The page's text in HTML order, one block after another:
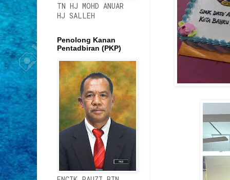
TN HJ MOHD ANUAR
HJ SALLEH
Penolong Kanan
Pentadbiran (PKP)